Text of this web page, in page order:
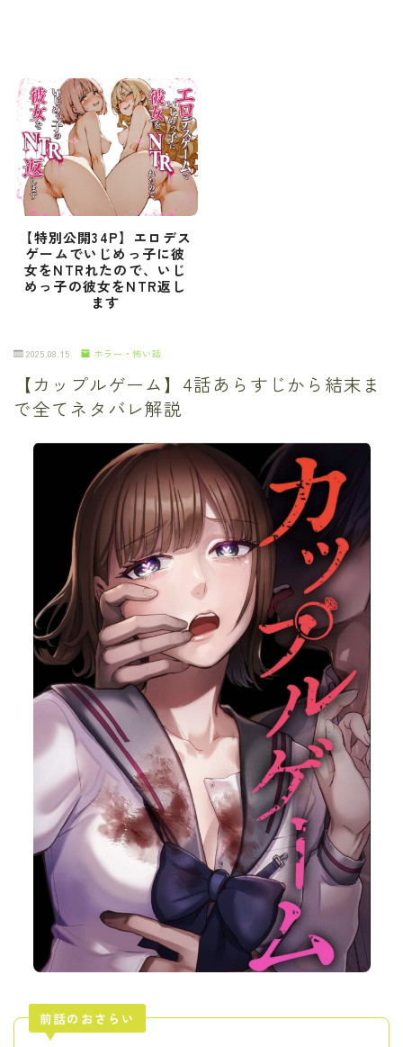
【特別公開34P】エロデス
ゲームでいじめっ子に彼
女をNTRれたので、いじ
めっ子の彼女をNTR返し
ます
2025.08.15 ホラー・怖い話
【カップルゲーム】4話あらすじから結末ま
で全てネタバレ解説
前話のおさらい